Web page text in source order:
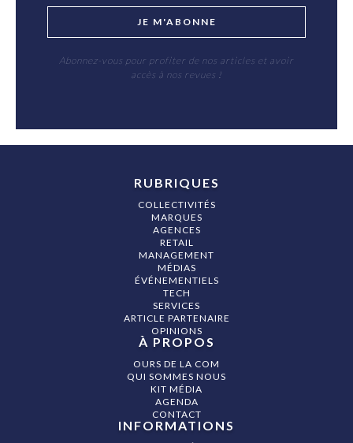
JE M'ABONNE
Abonnez-vous pour profiter de nos articles et avoir
accès à nos revues !
RUBRIQUES
COLLECTIVITÉS
MARQUES
AGENCES
RETAIL
MANAGEMENT
MÉDIAS
ÉVÉNEMENTIELS
TECH
SERVICES
ARTICLE PARTENAIRE
OPINIONS
À PROPOS
OURS DE LA COM
QUI SOMMES NOUS
KIT MÉDIA
AGENDA
CONTACT
INFORMATIONS